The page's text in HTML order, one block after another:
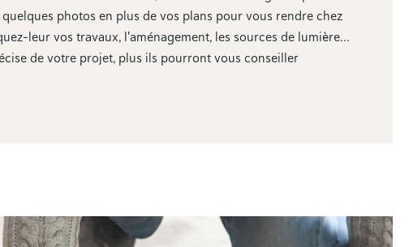
photos en plus de vos plans pour vous rendre chez
leur vos travaux, l'aménagement, les sources de lumière…
de votre projet, plus ils pourront vous conseiller